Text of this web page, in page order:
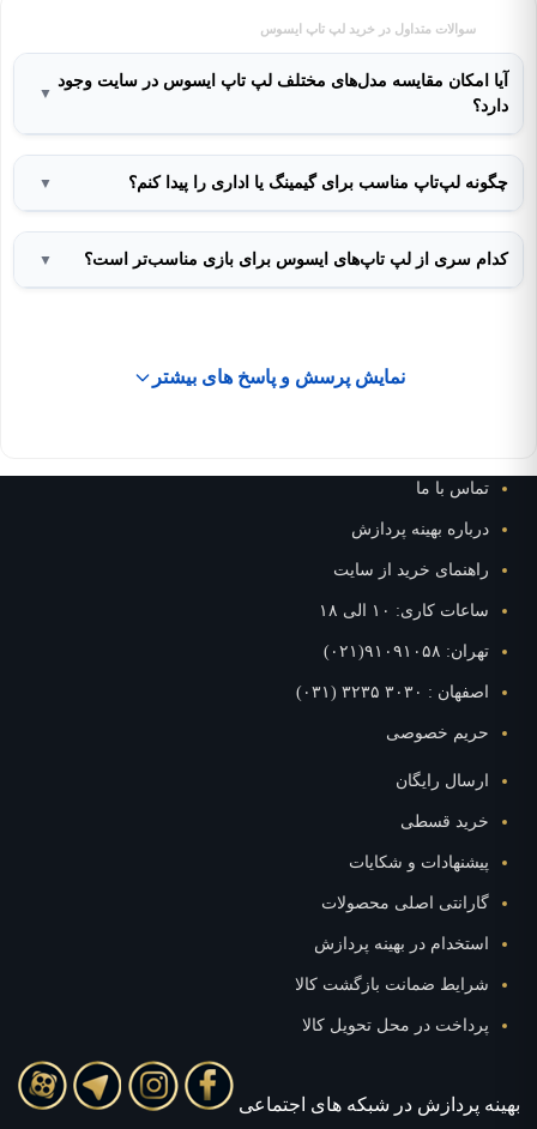
سوالات متداول در خرید لپ تاپ ایسوس
آیا امکان مقایسه مدل‌های مختلف لپ تاپ ایسوس در سایت وجود
دارد؟
▼
چگونه لپ‌تاپ مناسب برای گیمینگ یا اداری را پیدا کنم؟ ▼
کدام سری از لپ تاپ‌های ایسوس برای بازی مناسب‌تر است؟ ▼
نمایش پرسش و پاسخ های بیشتر
تماس با ما
درباره بهینه پردازش
راهنمای خرید از سایت
ساعات کاری: ۱۰ الی ۱۸
تهران: ۹۱۰۹۱۰۵۸(۰۲۱)
اصفهان : ۳۰۳۰ ۳۲۳۵ (۰۳۱)
حریم خصوصی
ارسال رایگان
خرید قسطی
پیشنهادات و شکایات
گارانتی اصلی محصولات
استخدام در بهینه پردازش
شرایط ضمانت بازگشت کالا
پرداخت در محل تحویل کالا
بهينه پردازش در شبکه های اجتماعی